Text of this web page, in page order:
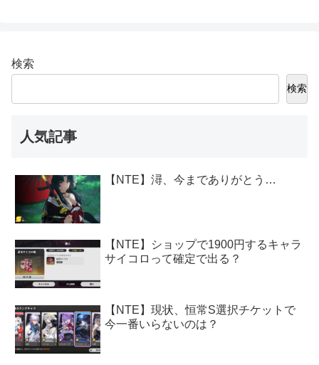
検索
検索
人気記事
【NTE】潯、今までありがとう…
【NTE】ショップで1900円するキャラ
サイコロって確定で出る？
【NTE】現状、恒常S選択チケットで
今一番いらないのは？